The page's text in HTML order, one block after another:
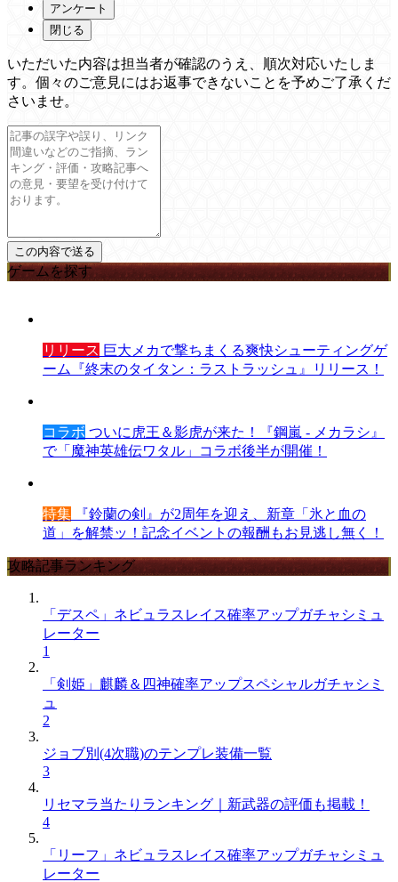
アンケート
閉じる
いただいた内容は担当者が確認のうえ、順次対応いたしま
す。個々のご意見にはお返事できないことを予めご了承くだ
さいませ。
ゲームを探す
リリース 巨大メカで撃ちまくる爽快シューティングゲ
ーム『終末のタイタン：ラストラッシュ』リリース！
コラボ ついに虎王＆影虎が来た！『鋼嵐 - メカラシ』
で「魔神英雄伝ワタル」コラボ後半が開催！
特集 『鈴蘭の剣』が2周年を迎え、新章「氷と血の
道」を解禁ッ！記念イベントの報酬もお見逃し無く！
攻略記事ランキング
「デスペ」ネビュラスレイス確率アップガチャシミュ
レーター
1
「剣姫」麒麟＆四神確率アップスペシャルガチャシミ
ュ
2
ジョブ別(4次職)のテンプレ装備一覧
3
リセマラ当たりランキング｜新武器の評価も掲載！
4
「リーフ」ネビュラスレイス確率アップガチャシミュ
レーター